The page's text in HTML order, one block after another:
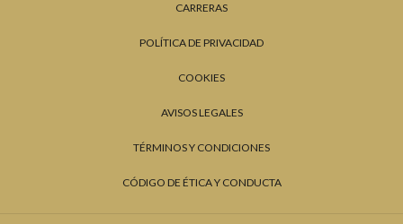
CARRERAS
POLÍTICA DE PRIVACIDAD
COOKIES
AVISOS LEGALES
TÉRMINOS Y CONDICIONES
CÓDIGO DE ÉTICA Y CONDUCTA